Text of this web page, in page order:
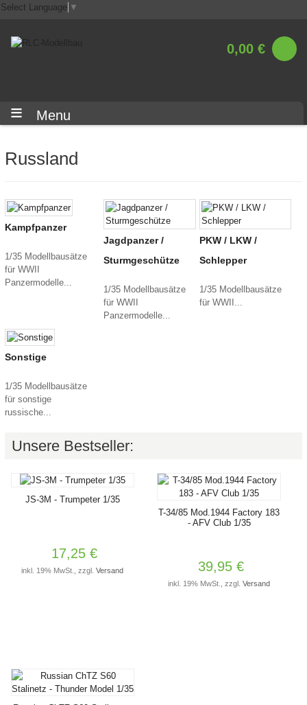
Select Language ▼
0,00 €
Menu
Russland
Kampfpanzer
1/35 Modellbausätze
für WWII
Panzermodelle...
Jagdpanzer /
Sturmgeschütze
1/35 Modellbausätze
für WWII
Panzermodelle...
PKW / LKW /
Schlepper
1/35 Modellbausätze
für WWII...
Sonstige
1/35 Modellbausätze
für sonstige
russische...
Unsere Bestseller:
JS-3M - Trumpeter 1/35
17,25 €
inkl. 19% MwSt., zzgl.Versand
T-34/85 Mod.1944 Factory 183
- AFV Club 1/35
39,95 €
inkl. 19% MwSt., zzgl.Versand